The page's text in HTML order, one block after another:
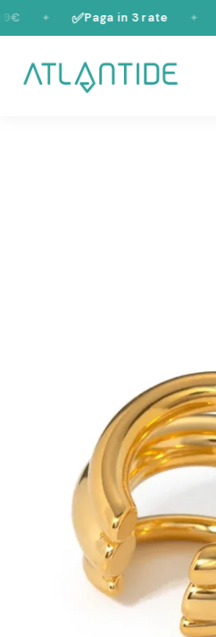
Vai al contenuto
✦ ✅ Paga in 3 rate ✦ 💎